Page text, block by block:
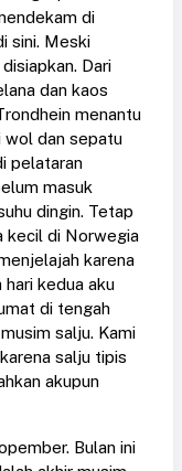
di
sini. Meski
Dari
dan kaos
menantu
wol dan sepatu
pelataran
masuk
dingin. Tetap
kecil di Norwegia
karena
hari kedua aku
di tengah
salju. Kami
salju tipis
akupun
Bulan ini